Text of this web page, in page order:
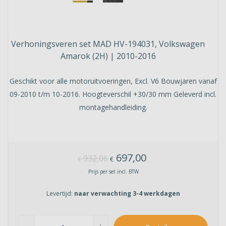
Verhoningsveren set MAD HV-194031, Volkswagen
Amarok (2H) | 2010-2016
Geschikt voor alle motoruitvoeringen, Excl. V6 Bouwjaren vanaf
09-2010 t/m 10-2016. Hoogteverschil +30/30 mm Geleverd incl.
montagehandleiding.
€932,06 € 697,00
Prijs per set incl. BTW
Levertijd: naar verwachting 3-4 werkdagen